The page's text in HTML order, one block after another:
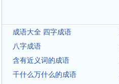
成语大全 四字成语
八字成语
含有近义词的成语
千什么万什么的成语